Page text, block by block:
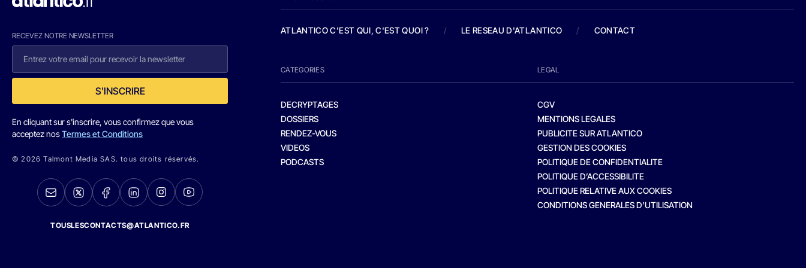
RECEVEZ NOTRE NEWSLETTER
S'INSCRIRE
En cliquant sur s'inscrire, vous confirmez que vous
acceptez nosTermes et Conditions
© 2026 Talmont Media SAS. tous droits réservés.
TOUSLESCONTACTS@ATLANTICO.FR
ATLANTICO C'EST QUI, C'EST QUOI ? / LE RESEAU D'ATLANTICO / CONTACT
CATEGORIES
DECRYPTAGES
DOSSIERS
RENDEZ-VOUS
VIDEOS
PODCASTS
LEGAL
CGV
MENTIONS LEGALES
PUBLICITE SUR ATLANTICO
GESTION DES COOKIES
POLITIQUE DE CONFIDENTIALITE
POLITIQUE D’ACCESSIBILITE
POLITIQUE RELATIVE AUX COOKIES
CONDITIONS GENERALES D’UTILISATION